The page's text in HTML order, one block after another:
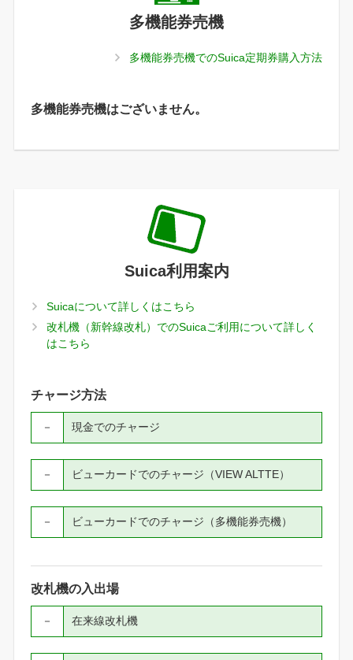
多機能券売機
多機能券売機でのSuica定期券購入方法
多機能券売機はございません。
Suica利用案内
Suicaについて詳しくはこちら
改札機（新幹線改札）でのSuicaご利用について詳しく
はこちら
チャージ方法
現金でのチャージ
－
ビューカードでのチャージ（VIEW ALTTE）
－
ビューカードでのチャージ（多機能券売機）
－
改札機の入出場
在来線改札機
－